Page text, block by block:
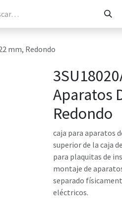
Tienda
mm, Redondo
Aparatos
Redondo
caja para aparatos
superior de la caja
para plaquitas de
montaje de
separado
eléctricos.